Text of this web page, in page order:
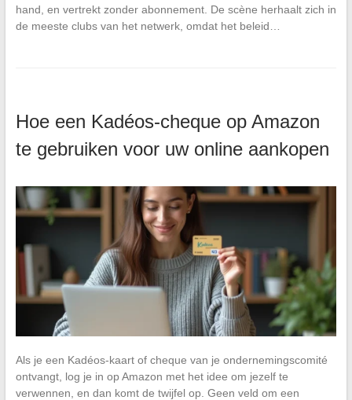
hand, en vertrekt zonder abonnement. De scène herhaalt zich in
de meeste clubs van het netwerk, omdat het beleid…
Hoe een Kadéos-cheque op Amazon
te gebruiken voor uw online aankopen
Als je een Kadéos-kaart of cheque van je ondernemingscomité
ontvangt, log je in op Amazon met het idee om jezelf te
verwennen, en dan komt de twijfel op. Geen veld om een